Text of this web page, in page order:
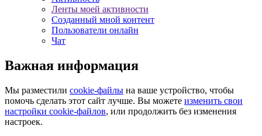
Ленты моей активности
Созданный мной контент
Пользователи онлайн
Чат
Важная информация
Мы разместили cookie-файлы на ваше устройство, чтобы
помочь сделать этот сайт лучше. Вы можете изменить свои
настройки cookie-файлов, или продолжить без изменения
настроек.